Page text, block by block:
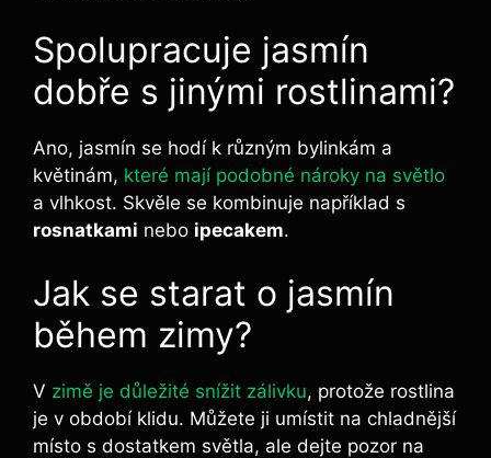
Spolupracuje jasmín
dobře s jinými rostlinami?
Ano, jasmín se hodí k různým bylinkám a
květinám, které mají podobné nároky na světlo
a vlhkost. Skvěle se kombinuje například s
rosnatkami nebo ipecakem.
Jak se starat o jasmín
během zimy?
V zimě je důležité snížit zálivku, protože rostlina
je v období klidu. Můžete ji umístit na chladnější
místo s dostatkem světla, ale dejte pozor na